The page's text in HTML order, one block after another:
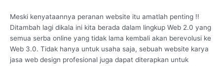
Meski kenyataannya peranan website itu amatlah penting !!
Ditambah lagi dikala ini kita berada dalam lingkup Web 2.0 yang
semua serba online yang tidak lama kembali akan berevolusi ke
Web 3.0. Tidak hanya untuk usaha saja, sebuah website karya
jasa web design profesional juga dapat diterapkan untuk